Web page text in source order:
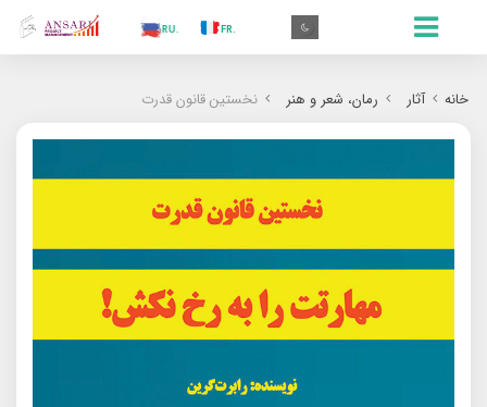
.RU
.ES
.IN
خانه آثار رمان‌‌، شعر و هنر نخستین قانون قدرت